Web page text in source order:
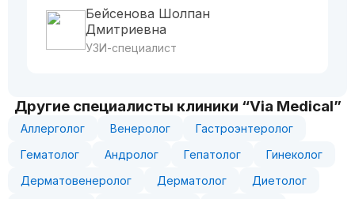
Бейсенова Шолпан
Дмитриевна
УЗИ-специалист
Другие специалисты клиники “Via Medical”
Аллерголог Венеролог
Гастроэнтеролог
Гематолог
Андролог Гепатолог
Гинеколог
Дерматовенеролог
Дерматолог
Диетолог